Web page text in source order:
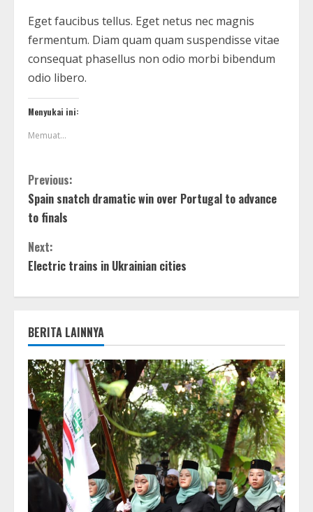
Eget faucibus tellus. Eget netus nec magnis
fermentum. Diam quam quam suspendisse vitae
consequat phasellus non odio morbi bibendum
odio libero.
Menyukai ini:
Memuat...
Previous:
Spain snatch dramatic win over Portugal to advance
to finals
Next:
Electric trains in Ukrainian cities
BERITA LAINNYA